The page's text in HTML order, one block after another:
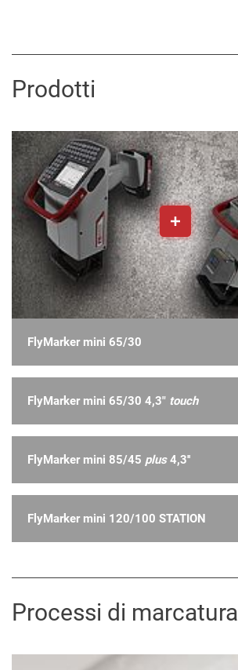
Prodotti
FlyMarker mini 65/30
FlyMarker mini 65/30 4,3" touch
FlyMarker mini 85/45 plus4,3''
FlyMarker mini 120/100 STATION
Processi di marcatura